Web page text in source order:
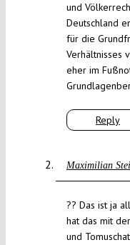
Reply
und
Deutschland
für die
Verhältnisses
eher im
Maximilian
?? Das ist ja
hat das mit
und